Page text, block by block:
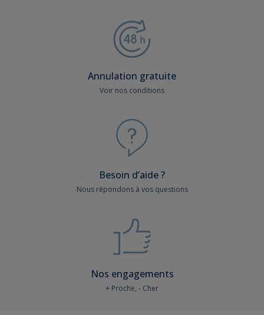
Annulation gratuite
Voir nos conditions
Besoin d’aide ?
Nous répondons à vos questions
Nos engagements
+ Proche, - Cher